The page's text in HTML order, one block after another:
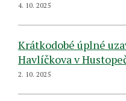
4. 10. 2025
Krátkodobé úplné
Havlíčkova v
2. 10. 2025